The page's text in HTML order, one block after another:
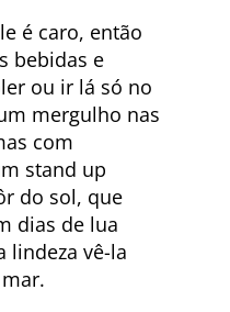
é caro, então
bebidas e
ou ir lá só no
mergulho nas
com
stand up
do sol, que
dias de lua
lindeza vê-la